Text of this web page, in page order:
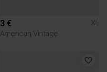
3 €
XL
American Vintage